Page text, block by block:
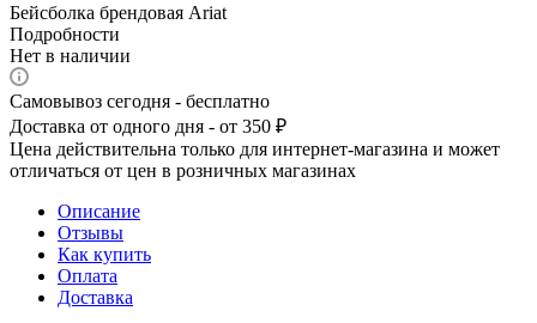
Бейсболка брендовая Ariat
Подробности
Нет в наличии
Самовывоз сегодня - бесплатно
Доставка от одного дня - от 350 ₽
Цена действительна только для интернет-магазина и может
отличаться от цен в розничных магазинах
Описание
Отзывы
Как купить
Оплата
Доставка